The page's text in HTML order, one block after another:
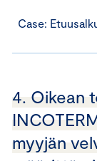
Case:
4. Oikean
myyjän